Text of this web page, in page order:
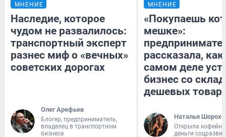
МНЕНИЕ
Наследие, которое
чудом не развалилось:
транспортный эксперт
разнес миф о «вечных»
советских дорогах
Олег Арефьев
Блогер, предприниматель,
владелец в транспортном
бизнесе
МНЕНИЕ
«Покупаешь
мешке»:
рассказала, как
самом деле
бизнес со
дешевых
Наталья
Открыла
деньги